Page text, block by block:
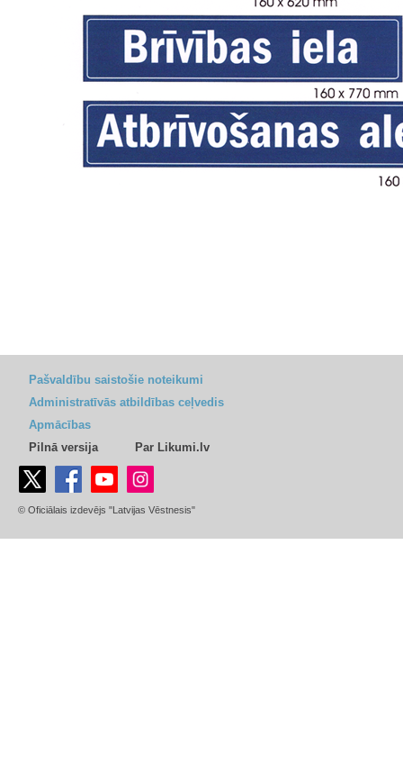
Pašvaldību saistošie noteikumi
Administratīvās atbildības ceļvedis
Apmācības
Pilnā versija
Par Likumi.lv
© Oficiālais izdevējs "Latvijas Vēstnesis"